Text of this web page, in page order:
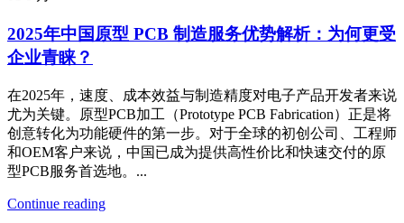
2025年中国原型 PCB 制造服务优势解析：为何更受
企业青睐？
在2025年，速度、成本效益与制造精度对电子产品开发者来说
尤为关键。原型PCB加工（Prototype PCB Fabrication）正是将
创意转化为功能硬件的第一步。对于全球的初创公司、工程师
和OEM客户来说，中国已成为提供高性价比和快速交付的原
型PCB服务首选地。...
Continue reading